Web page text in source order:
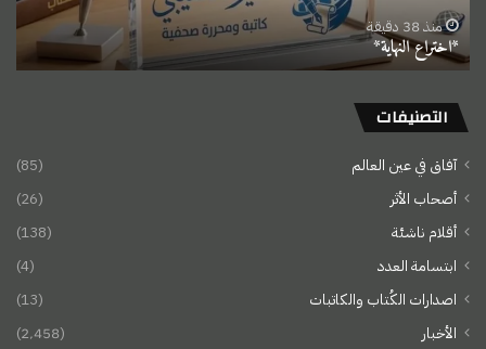
منذ 38 دقيقة
*اختراع النهاية*
التصنيفات
آفاق في عين العالم
(85)
أصحاب الأثر
(26)
أقلام ناشئة
(138)
ابتسامة العدد
(4)
اصدارات الكُتاب والكاتبات
(13)
الأخبار
(2٬458)